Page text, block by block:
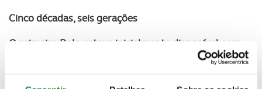
Cinco décadas, seis gerações
O primeiro Polo estava inicialmente disponível com
mas
1981 a marca apresentou a segunda geração